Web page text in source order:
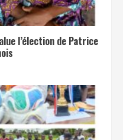
l’élection de Patrice